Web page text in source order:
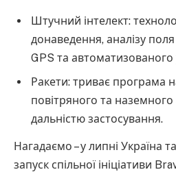
Штучний інтелект:
донаведення, аналізу поля
GPS та
Ракети: триває програма
повітряного та наземного
дальністю застосування.
Нагадаємо – у липні Україна
запуск спільної ініціативи